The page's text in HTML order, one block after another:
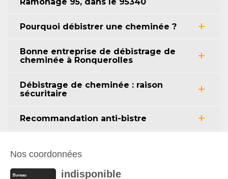
Pourquoi débistrer une cheminée ?
Bonne entreprise de débistrage de
cheminée à Ronquerolles
Débistrage de cheminée : raison
sécuritaire
Recommandation anti-bistre
Nos coordonnées
Bureau indisponible